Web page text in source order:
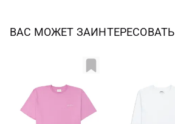
ВАС МОЖЕТ ЗАИНТЕРЕСОВАТЬ